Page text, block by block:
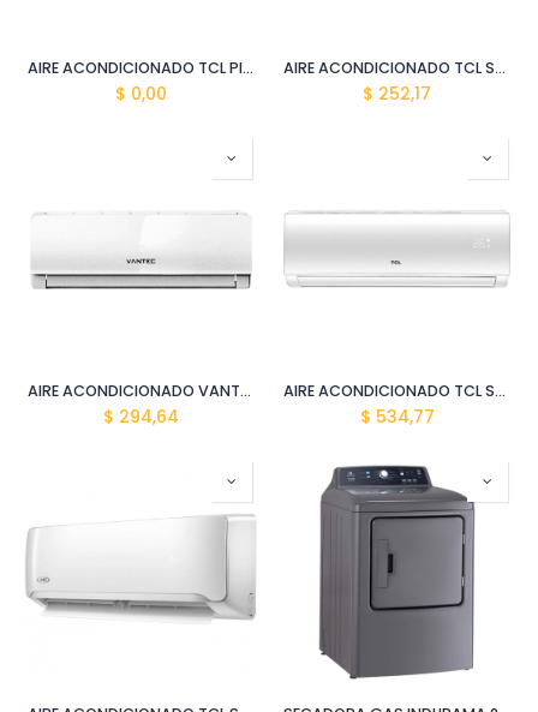
AIRE ACONDICIONADO TCL PISO TECHO SPLIT TCE60ZCRAU2I 60000 BTU
$ 0,00
AIRE ACONDICIONADO TCL SPLIT TAC-12CSA/Z2 ALTA EFIC. (12000 BTU)
$ 252,17
AIRE ACONDICIONADO VANTEC VAN-12AC(12000 BTU) SPLIT
$ 294,64
AIRE ACONDICIONADO TCL SPLIT TAC-24CSA/Z2 ALTA EFIC. (24000 BTU)
$ 534,77